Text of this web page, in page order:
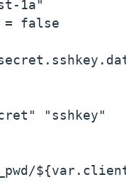
1a"
= false
"sshkey"